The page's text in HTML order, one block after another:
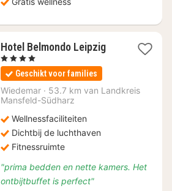
Hotel Belmondo Leipzig3
53
, 4 Sterren
Geschikt voor families
Wiedemar · 53.7 km van Landkreis
Mansfeld-Südharz
Wellnessfaciliteiten
Dichtbij de luchthaven
Fitnessruimte
"prima bedden en nette kamers. Het
ontbijtbuffet is perfect"